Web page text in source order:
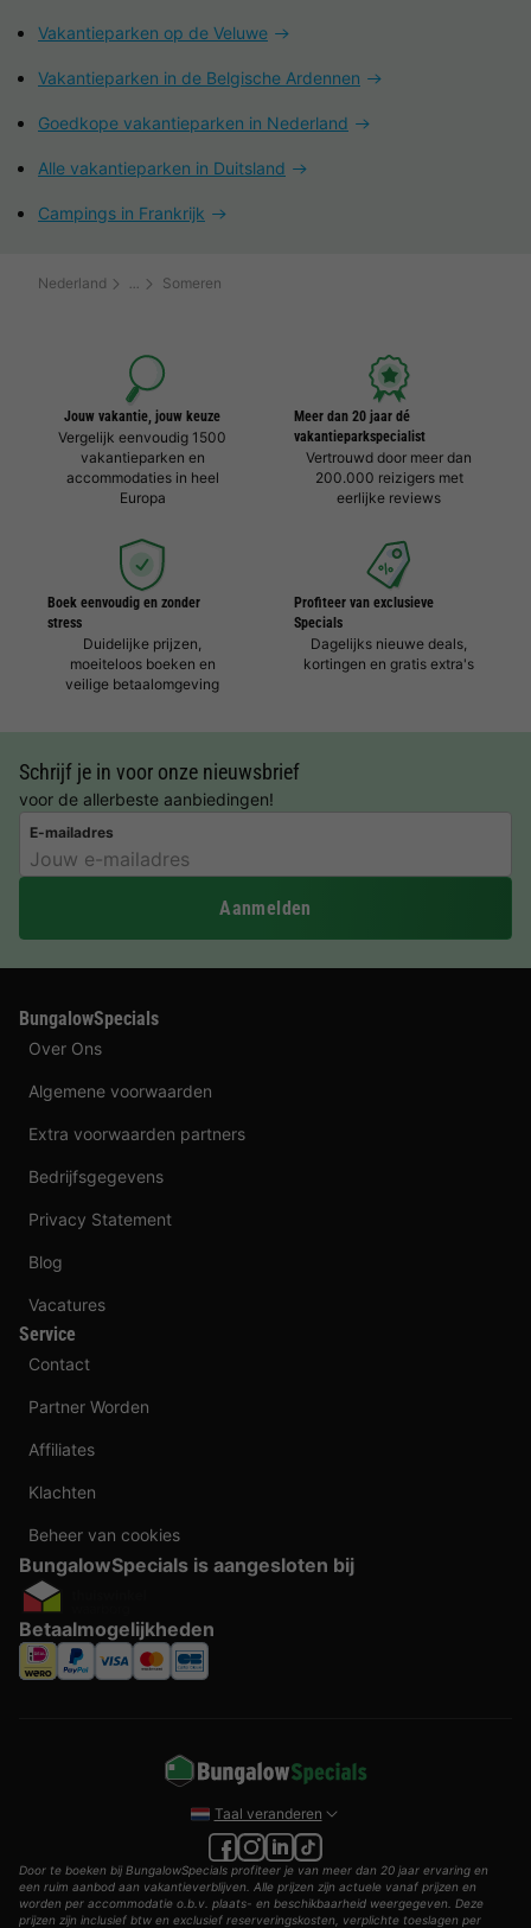
Vakantieparken op de Veluwe
Vakantieparken in de Belgische Ardennen
Goedkope vakantieparken in Nederland
Alle vakantieparken in Duitsland
Campings in Frankrijk
Nederland Someren
Jouw vakantie, jouw keuze
Vergelijk eenvoudig 1500
vakantieparken en
accommodaties in heel
Europa
Meer dan 20 jaar dé
vakantieparkspecialist
Vertrouwd door meer dan
200.000 reizigers met
eerlijke reviews
Boek eenvoudig en zonder
stress
Duidelijke prijzen,
moeiteloos boeken en
veilige betaalomgeving
Profiteer van exclusieve
Specials
Dagelijks nieuwe deals,
kortingen en gratis extra's
Schrijf je in voor onze nieuwsbrief
voor de allerbeste aanbiedingen!
E-mailadres
Aanmelden
BungalowSpecials
Over Ons
Algemene voorwaarden
Extra voorwaarden partners
Bedrijfsgegevens
Privacy Statement
Blog
Vacatures
Service
Contact
Partner Worden
Affiliates
Klachten
Beheer van cookies
BungalowSpecials is aangesloten bij
Betaalmogelijkheden
Taal veranderen
Door te boeken bij BungalowSpecials profiteer je van meer dan 20 jaar ervaring en
een ruim aanbod aan vakantieverblijven. Alle prijzen zijn actuele vanaf prijzen en
worden per accommodatie o.b.v. plaats- en beschikbaarheid weergegeven. Deze
prijzen zijn inclusief btw en exclusief reserveringskosten, verplichte toeslagen per